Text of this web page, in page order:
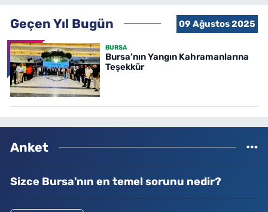
Geçen Yıl Bugün 09 Ağustos 2025
BURSA
Bursa’nın Yangın Kahramanlarına
Teşekkür
Anket
Sizce Bursa'nın en temel sorunu nedir?